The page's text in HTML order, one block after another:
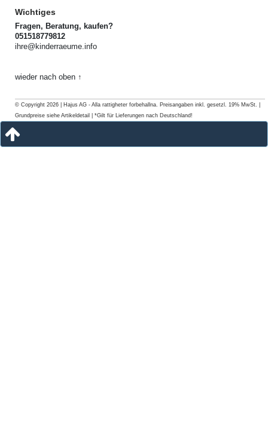
Wichtiges
Fragen, Beratung, kaufen?
051518779812
ihre@kinderraeume.info
wieder nach oben ↑
© Copyright 2026 | Hajus AG - Alla rattigheter forbehallna. Preisangaben inkl. gesetzl. 19% MwSt. |
Grundpreise siehe Artikeldetail | *Gilt für Lieferungen nach Deutschland!